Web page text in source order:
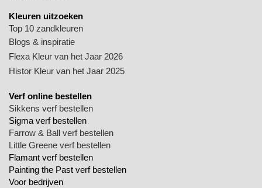
Kleuren uitzoeken
Top 10 zandkleuren
Blogs & inspiratie
Flexa Kleur van het Jaar 2026
Histor Kleur van het Jaar 2025
Verf online bestellen
Sikkens verf bestellen
Sigma verf bestellen
Farrow & Ball verf bestellen
Little Greene verf bestellen
Flamant verf bestellen
Painting the Past verf bestellen
Voor bedrijven